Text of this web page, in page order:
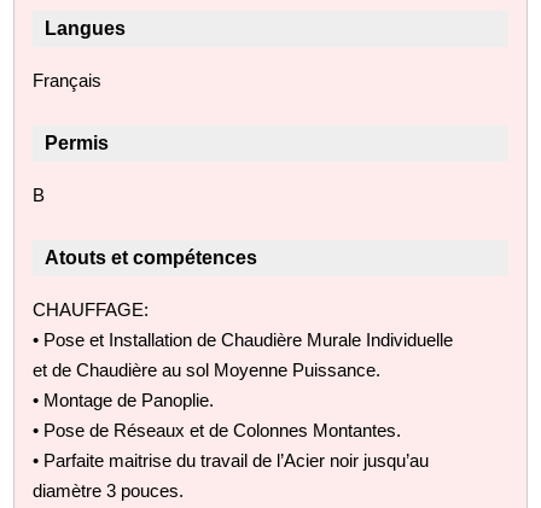
Langues
Français
Permis
B
Atouts et compétences
CHAUFFAGE:
• Pose et Installation de Chaudière Murale Individuelle
et de Chaudière au sol Moyenne Puissance.
• Montage de Panoplie.
• Pose de Réseaux et de Colonnes Montantes.
• Parfaite maitrise du travail de l’Acier noir jusqu’au
diamètre 3 pouces.